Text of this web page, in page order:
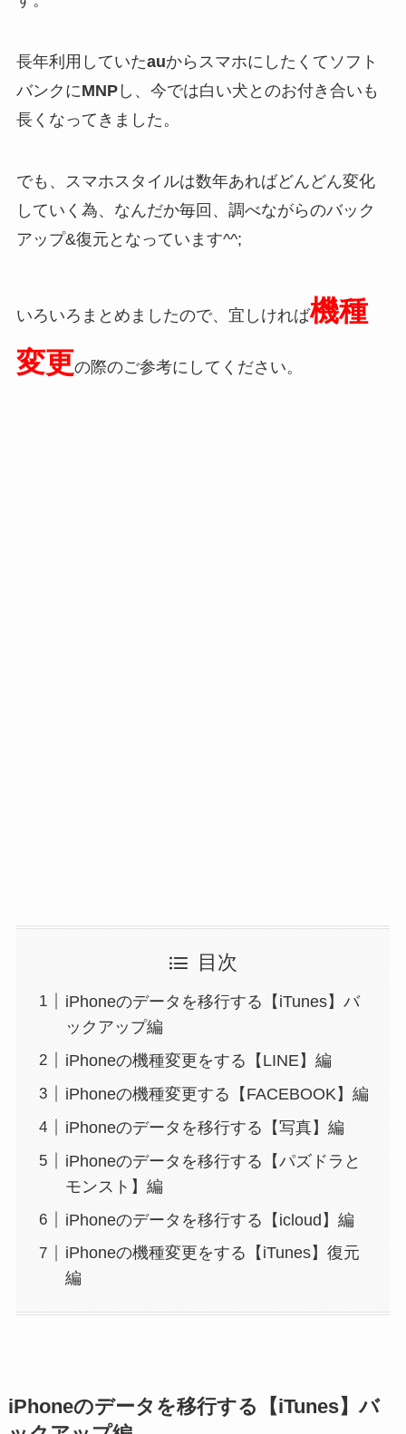
長年利用していたauからスマホにしたくてソフト
バンクにMNPし、今では白い犬とのお付き合いも
長くなってきました。
でも、スマホスタイルは数年あればどんどん変化
していく為、なんだか毎回、調べながらのバック
アップ&復元となっています^^;
いろいろまとめましたので、宜しければ機種
変更の際のご参考にしてください。
目次
iPhoneのデータを移行する【iTunes】バ
ックアップ編
iPhoneの機種変更をする【LINE】編
iPhoneの機種変更する【FACEBOOK】編
iPhoneのデータを移行する【写真】編
iPhoneのデータを移行する【パズドラと
モンスト】編
iPhoneのデータを移行する【icloud】編
iPhoneの機種変更をする【iTunes】復元
編
iPhoneのデータを移行する【iTunes】バ